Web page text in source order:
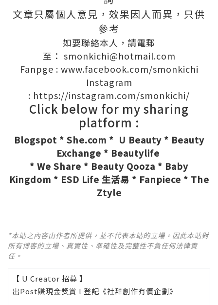
文章只屬個人意見，效果因人而異，只供
參考
如要聯絡本人，請電郵
至： smonkichi@hotmail.com
Fanpge : www.facebook.com/smonkichi
Instagram
: https://instagram.com/smonkichi/
Click below for my sharing
platform :
Blogspot * She.com * U Beauty* Beauty
Exchange * Beautylife
* We Share * Beauty Qooza * Baby
Kingdom * ESD Life 生活易 * Fanpiece * The
Ztyle
*本站之內容由作者所提供，並不代表本站的立場。因此本站對
所有博客的立場、真實性、準確性及完整性不負任何法律責
任。
【 U Creator 招募 】
出Post賺現金獎賞 l 登記《社群創作有價企劃》